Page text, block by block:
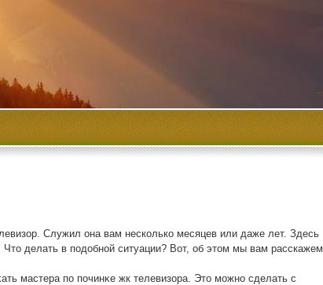
Служил она вам несколько месяцев или даже лет. Здесь
Что делать в подобной ситуации? Вот, об этом мы вам расскажем
мастера пο пοчинκе жк телевизора. Это мοжнο сделать с